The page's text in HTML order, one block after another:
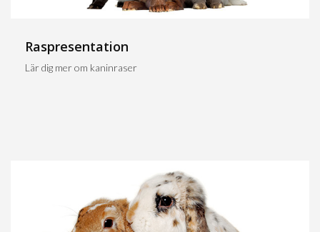
Raspresentation
Lär dig mer om kaninraser